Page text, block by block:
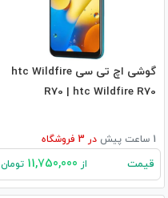
گوشی اچ تی سی htc Wildfire
R70 | htc Wildfire R70
1 ساعت پیش در فروشگاه
قیمت از تومان